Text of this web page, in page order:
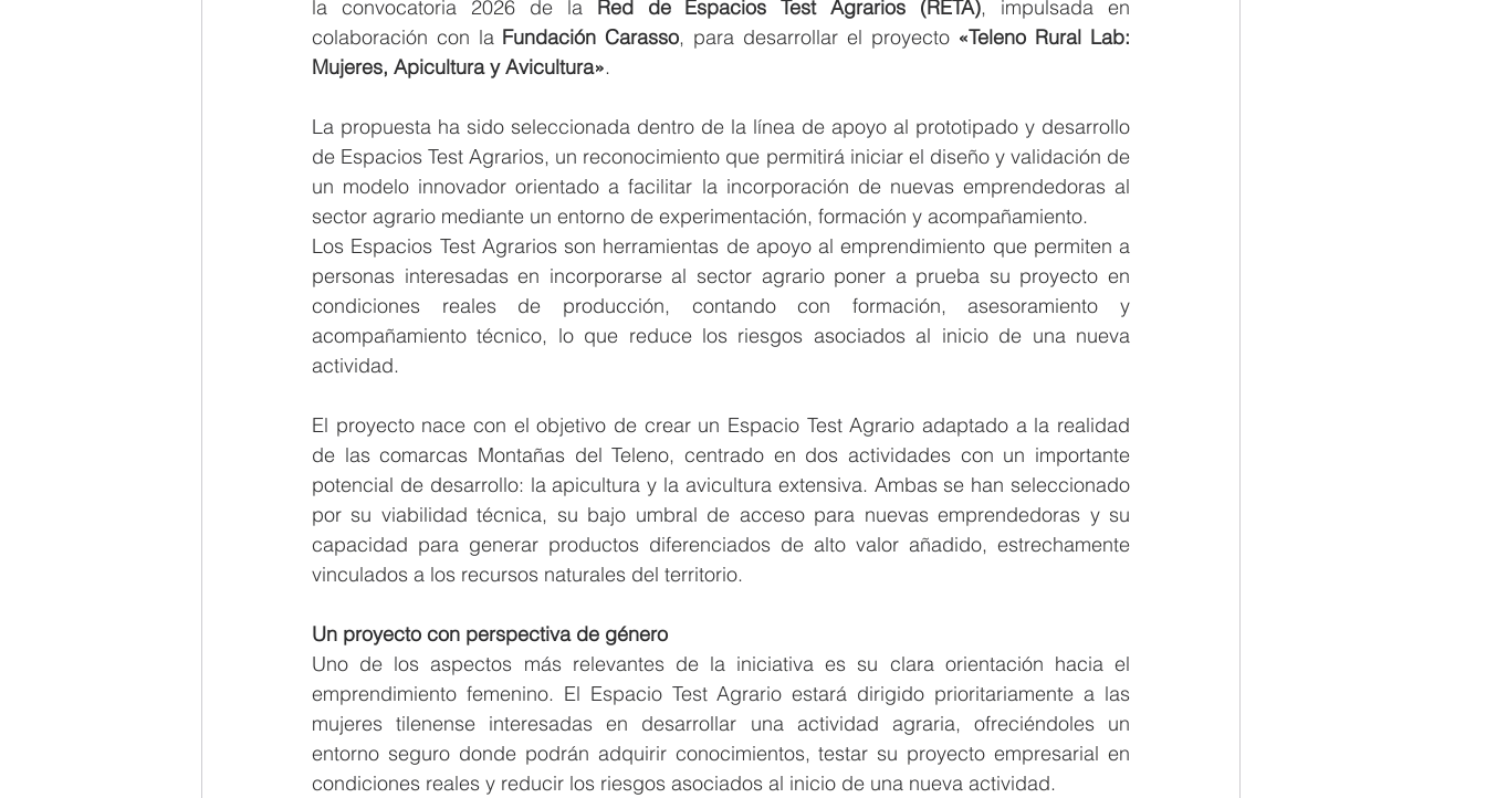
la convocatoria 2026 de la Red de Espacios Test Agrarios (RETA), impulsada en
colaboración con la Fundación Carasso, para desarrollar el proyecto «Teleno Rural Lab:
Mujeres, Apicultura y Avicultura».
La propuesta ha sido seleccionada dentro de la línea de apoyo al prototipado y desarrollo
de Espacios Test Agrarios, un reconocimiento que permitirá iniciar el diseño y validación de
un modelo innovador orientado a facilitar la incorporación de nuevas emprendedoras al
sector agrario mediante un entorno de experimentación, formación y acompañamiento.
Los Espacios Test Agrarios son herramientas de apoyo al emprendimiento que permiten a
personas interesadas en incorporarse al sector agrario poner a prueba su proyecto en
condiciones reales de producción, contando con formación, asesoramiento y
acompañamiento técnico, lo que reduce los riesgos asociados al inicio de una nueva
actividad.
El proyecto nace con el objetivo de crear un Espacio Test Agrario adaptado a la realidad
de las comarcas Montañas del Teleno, centrado en dos actividades con un importante
potencial de desarrollo: la apicultura y la avicultura extensiva. Ambas se han seleccionado
por su viabilidad técnica, su bajo umbral de acceso para nuevas emprendedoras y su
capacidad para generar productos diferenciados de alto valor añadido, estrechamente
vinculados a los recursos naturales del territorio.
Un proyecto con perspectiva de género
Uno de los aspectos más relevantes de la iniciativa es su clara orientación hacia el
emprendimiento femenino. El Espacio Test Agrario estará dirigido prioritariamente a las
mujeres tilenense interesadas en desarrollar una actividad agraria, ofreciéndoles un
entorno seguro donde podrán adquirir conocimientos, testar su proyecto empresarial en
condiciones reales y reducir los riesgos asociados al inicio de una nueva actividad.